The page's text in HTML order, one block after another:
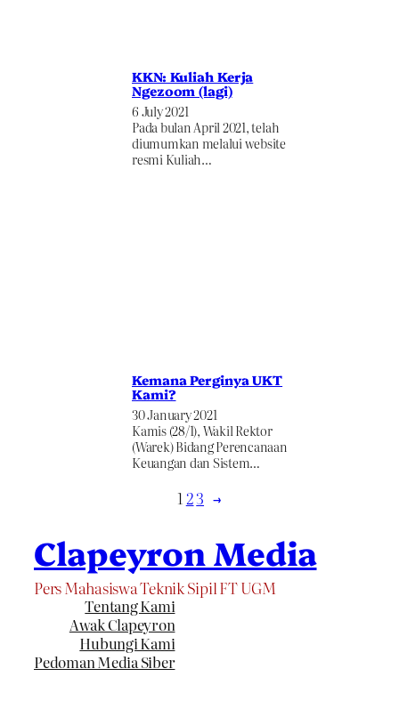
KKN: Kuliah Kerja
Ngezoom (lagi)
6 July 2021
Pada bulan April 2021, telah
diumumkan melalui website
resmi Kuliah…
Kemana Perginya UKT
Kami?
30 January 2021
Kamis (28/1), Wakil Rektor
(Warek) Bidang Perencanaan
Keuangan dan Sistem…
123 →
Clapeyron Media
Pers Mahasiswa Teknik Sipil FT UGM
Tentang Kami
Awak Clapeyron
Hubungi Kami
Pedoman Media Siber